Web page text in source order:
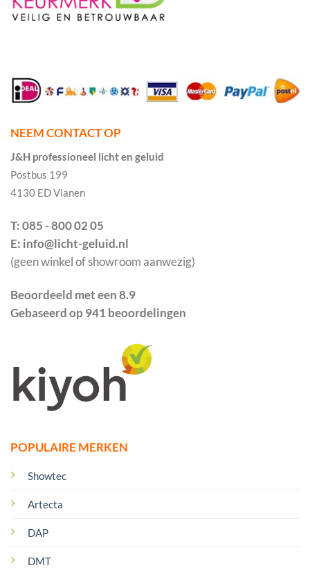
POPULAIRE MERKEN
Showtec
Artecta
DAP
DMT
NEEM CONTACT OP
J&H professioneel licht en geluid
Postbus 199
4130 ED Vianen
T: 085 - 800 02 05
E: info@licht-geluid.nl
(geen winkel of showroom aanwezig)
Beoordeeld met een 8.9
Gebaseerd op 941 beoordelingen